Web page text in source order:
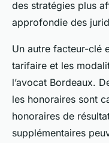
des stratégies plus
approfondie des
Un autre facteur-clé
tarifaire et les
l’avocat Bordeaux.
les honoraires sont
honoraires de
supplémentaires